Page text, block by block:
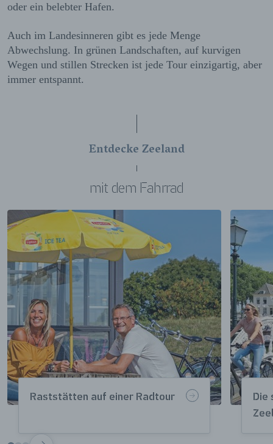
oder ein belebter Hafen.
Auch im Landesinneren gibt es jede Menge
Abwechslung. In grünen Landschaften, auf kurvigen
Wegen und stillen Strecken ist jede Tour einzigartig, aber
immer entspannt.
Entdecke Zeeland
mit dem Fahrrad
Raststätten auf einer Radtour
Die